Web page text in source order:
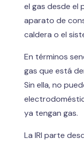
el gas desde el
aparato de
caldera o el
En términos
gas que está
Sin ella, no
ya tengan gas.
La IRI parte